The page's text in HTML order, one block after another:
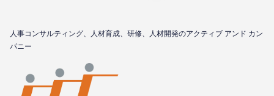
⼈事コンサルティング、⼈材育成、研修、⼈材開発のアクティブ アンド カン
パニー